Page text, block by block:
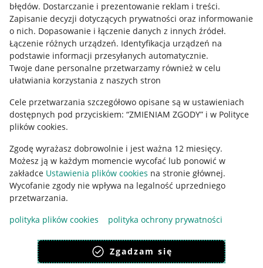
błędów. Dostarczanie i prezentowanie reklam i treści.
Zapisanie decyzji dotyczących prywatności oraz informowanie
o nich. Dopasowanie i łączenie danych z innych źródeł.
Łączenie różnych urządzeń. Identyfikacja urządzeń na
podstawie informacji przesyłanych automatycznie.
Twoje dane personalne przetwarzamy również w celu
ułatwiania korzystania z naszych stron
Cele przetwarzania szczegółowo opisane są w ustawieniach
dostępnych pod przyciskiem: “ZMIENIAM ZGODY” i w Polityce
plików cookies.
Zgodę wyrażasz dobrowolnie i jest ważna 12 miesięcy.
Możesz ją w każdym momencie wycofać lub ponowić w
zakładce Ustawienia plików cookies na stronie głównej.
Wycofanie zgody nie wpływa na legalność uprzedniego
przetwarzania.
polityka plików cookies
polityka ochrony prywatności
Zgadzam się
Informacje prawne
Regulamin
Polityka plików "cookies"
Ustawienia plików "cookies"
Udostępnianie lokalizacji
Informacje dla Aktu o Usługach Cyfrowych
Pobierz aplikację